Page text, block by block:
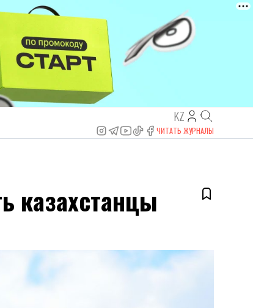
KZ
ЧИТАТЬ ЖУРНАЛЫ
казахстанцы